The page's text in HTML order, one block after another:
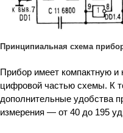
Принципиальная схема
Прибор имеет компактную и
цифровой частью схемы. К
дополнительные удобства
измерения — от 40 до 195